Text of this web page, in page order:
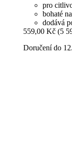
pro
bohaté
dodává
559,00 Kč (5
Doručení do